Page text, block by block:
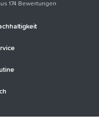
174 Bewertungen